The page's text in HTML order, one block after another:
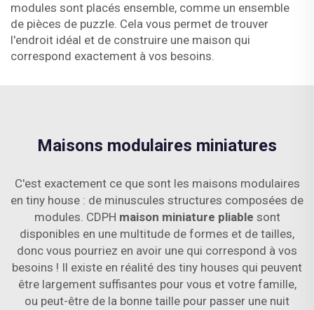
modules sont placés ensemble, comme un ensemble
de pièces de puzzle. Cela vous permet de trouver
l'endroit idéal et de construire une maison qui
correspond exactement à vos besoins.
Maisons modulaires miniatures
C'est exactement ce que sont les maisons modulaires
en tiny house : de minuscules structures composées de
modules. CDPH maison miniature pliable sont
disponibles en une multitude de formes et de tailles,
donc vous pourriez en avoir une qui correspond à vos
besoins ! Il existe en réalité des tiny houses qui peuvent
être largement suffisantes pour vous et votre famille,
ou peut-être de la bonne taille pour passer une nuit